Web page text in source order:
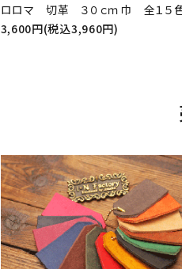
ロロマ 切革 ３０ｃｍ巾 全１５
3,600円(税込3,960円)